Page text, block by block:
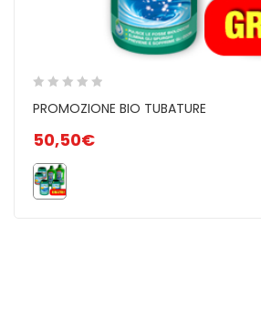
lavabi, docce e vasche, pulisce e
tubazioni sopprimendo i cattivi odori.
efficace che non aggredisce le
biologicamente la formazione di
PROMOZIONE BIO TUBATURE
50,50€